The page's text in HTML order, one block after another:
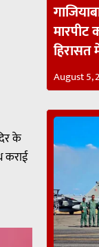
के
कराई
मारपीट
हिरासत
August 5,